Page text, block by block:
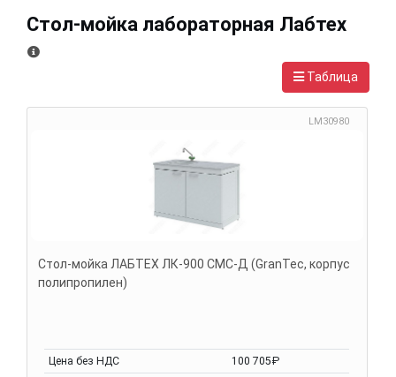
Стол-мойка лабораторная Лабтех
Таблица
LM30980
Стол-мойка ЛАБТЕХ ЛК-900 СМС-Д (GranTec, корпус
полипропилен)
Цена без НДС
100 705₽